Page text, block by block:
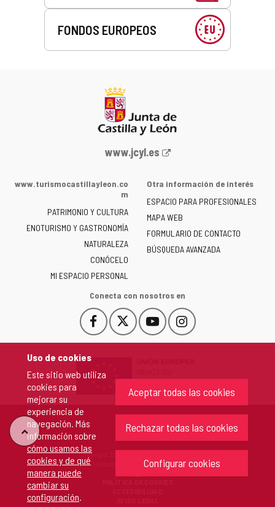
Uso de cookies
Este sitio web utiliza
cookies para
mejorar su
experiencia de
navegación. Más
información sobre
cómo usamos las
cookies y de qué
manera puede
cambiar su
configuración.
Aceptar todas las cookies
Rechazar todas las cookies
Configurar cookies
FONDOS EUROPEOS
Portal
Junta
de
Castilla
y
León
-
www.jcyl.es
www.turismocastillayleon.co
m
PATRIMONIO Y CULTURA
ENOTURISMO Y GASTRONOMÍA
NATURALEZA
CONÓCELO
MI ESPACIO PERSONAL
Otra información de interés
ESPACIO PARA PROFESIONALES
MAPA WEB
FORMULARIO DE CONTACTO
BÚSQUEDA AVANZADA
Conecta con nosotros en
Facebook
Este
enlace
en
nueva.
Este
enlace
una
ventana
nueva.
YouTube
Este
enlace
una
nueva.
Instagram
Este
enlace
una
nueva.
"Volver
arriba"
Copyright 2026 - Junta de Castilla y León
Todos los derechos reservados.